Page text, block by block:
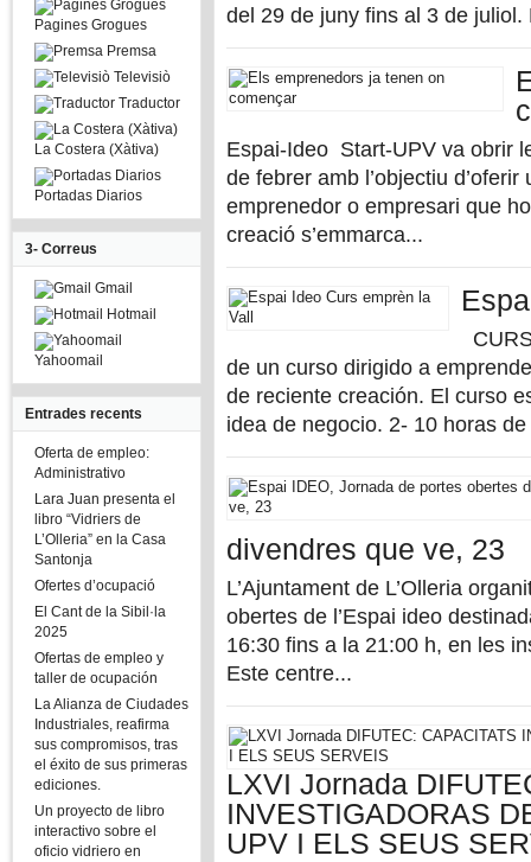
Pagines Grogues
Premsa
Televisiò
Traductor
La Costera (Xàtiva)
Portadas Diarios
3- Correus
Gmail
Hotmail
Yahoomail
Entrades recents
Oferta de empleo:
Administrativo
Lara Juan presenta el
libro “Vidriers de
L’Olleria” en la Casa
Santonja
Ofertes d’ocupació
El Cant de la Sibil·la
2025
Ofertas de empleo y
taller de ocupación
La Alianza de Ciudades
Industriales, reafirma
sus compromisos, tras
el éxito de sus primeras
ediciones.
Un proyecto de libro
interactivo sobre el
oficio vidriero en
del 29 de juny fins al 3 de juliol.
Espai-Ideo Start-UPV va obrir
de febrer amb l’objectiu
emprenedor o empresari que
creació s’emmarca...
de un curso dirigido a
de reciente creación. El curso
idea de negocio. 2- 10 horas
divendres que ve, 23
L’Ajuntament de L’Olleria
obertes de l’Espai ideo
16:30 fins a la 21:00 h, en les
Este centre...
LXVI Jornada
INVESTIGADORAS
UPV I ELS SEUS